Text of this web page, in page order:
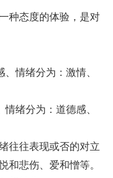
态度的体验，是对
情绪分为：激情、
绪分为：道德感、
往表现或否的对立
和悲伤、爱和憎等。